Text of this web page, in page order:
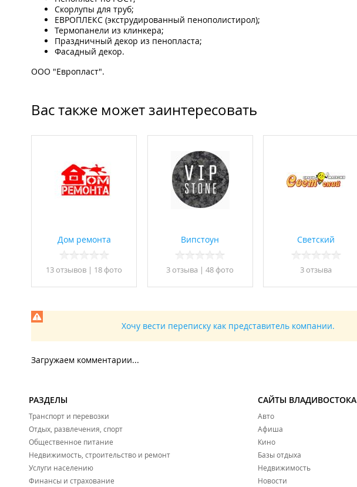
Скорлупы для труб;
ЕВРОПЛЕКС (экструдированный пенополистирол);
Термопанели из клинкера;
Праздничный декор из пенопласта;
Фасадный декор.
ООО "Европласт".
Вас также может заинтересовать
Дом ремонта
13 отзывов | 18 фото
Випстоун
3 отзывa | 48 фото
Светский
3 отзывa
Хочу вести переписку как представитель компании.
Загружаем комментарии...
РАЗДЕЛЫ
Транспорт и перевозки
Отдых, развлечения, спорт
Общественное питание
Недвижимость, строительство и ремонт
Услуги населению
Финансы и страхование
САЙТЫ ВЛАДИВОСТОКА
Авто
Афиша
Кино
Базы отдыха
Недвижимость
Новости